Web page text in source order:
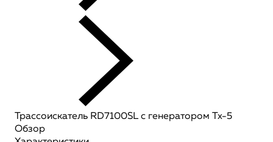
Трассоискатель RD7100SL с генератором Tx-5
Обзор